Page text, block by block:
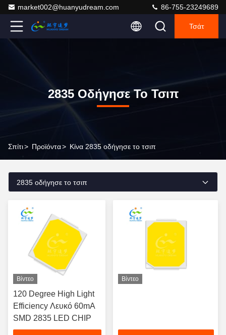
market002@huanyudream.com 86-755-23249689
Τσάτ
2835 Οδήγησε Το Τσιπ
Σπίτι> Προϊόντα> Κίνα 2835 οδήγησε το τσιπ
2835 οδήγησε το τσιπ
Βίντεο
120 Degree High Light
Efficiency Λευκό 60mA
SMD 2835 LED CHIP
Βίντεο